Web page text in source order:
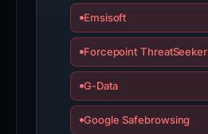
Emsisoft
Forcepoint ThreatSeeker
G-Data
Google Safebrowsing